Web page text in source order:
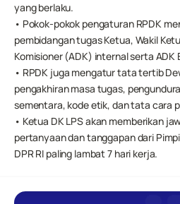
yang berlaku.
• Pokok-pokok pengaturan RPDK
pembidangan tugas Ketua, Wakil
Komisioner (ADK) internal serta ADK
• RPDK juga mengatur tata tertib
pengakhiran masa tugas,
sementara, kode etik, dan tata cara
• Ketua DK LPS akan memberikan
pertanyaan dan tanggapan dari
DPR RI paling lambat 7 hari kerja.